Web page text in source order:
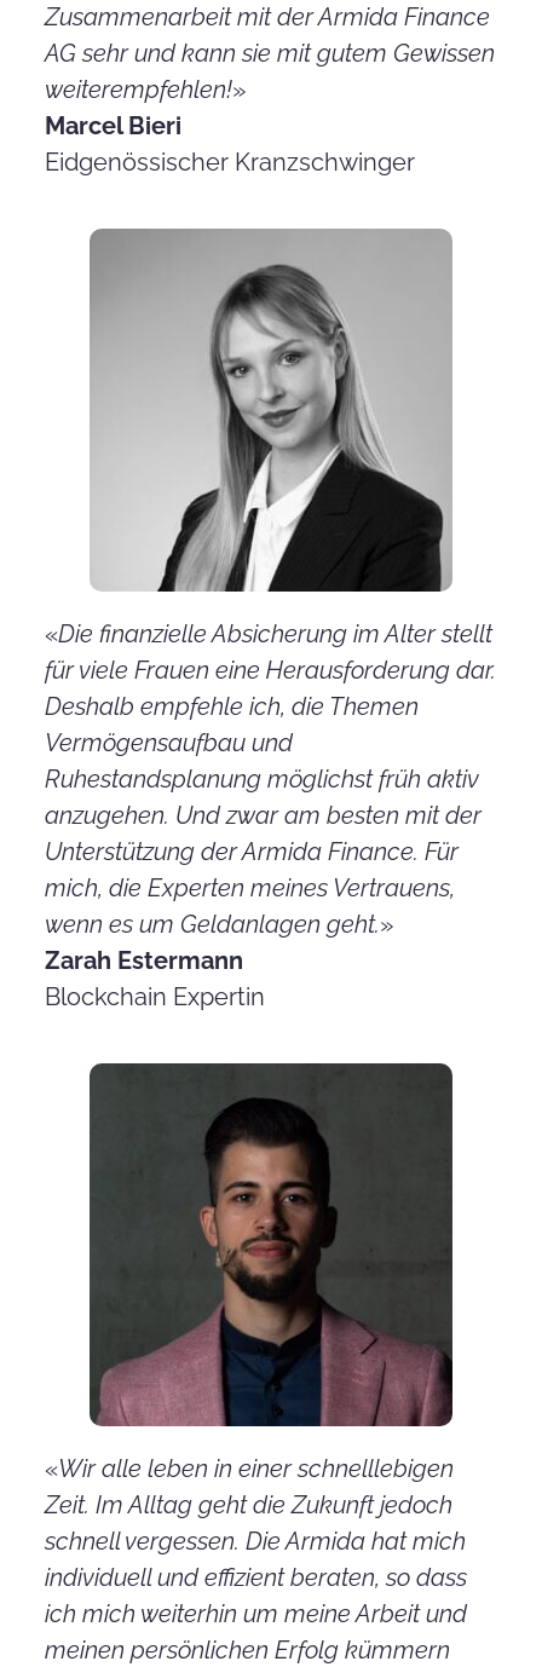
Zusammenarbeit mit der Armida Finance
AG sehr und kann sie mit gutem Gewissen
weiterempfehlen!»
Marcel Bieri
Eidgenössischer Kranzschwinger
«Die finanzielle Absicherung im Alter stellt
für viele Frauen eine Herausforderung dar.
Deshalb empfehle ich, die Themen
Vermögensaufbau und
Ruhestandsplanung möglichst früh aktiv
anzugehen. Und zwar am besten mit der
Unterstützung der Armida Finance. Für
mich, die Experten meines Vertrauens,
wenn es um Geldanlagen geht.»
Zarah Estermann
Blockchain Expertin
«Wir alle leben in einer schnelllebigen
Zeit. Im Alltag geht die Zukunft jedoch
schnell vergessen. Die Armida hat mich
individuell und effizient beraten, so dass
ich mich weiterhin um meine Arbeit und
meinen persönlichen Erfolg kümmern